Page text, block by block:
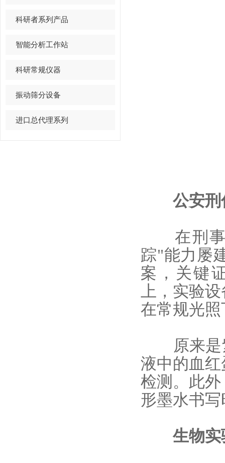
科研者系列产品
智能分析工作站
科研常规仪器
振动筛分设备
进口总代理系列
公安刑侦
在刑事
踪"能力屡
案，关键
上，实验
在常规光照
原来是紫
液中的血
检测。此
形墨水书
生物实验